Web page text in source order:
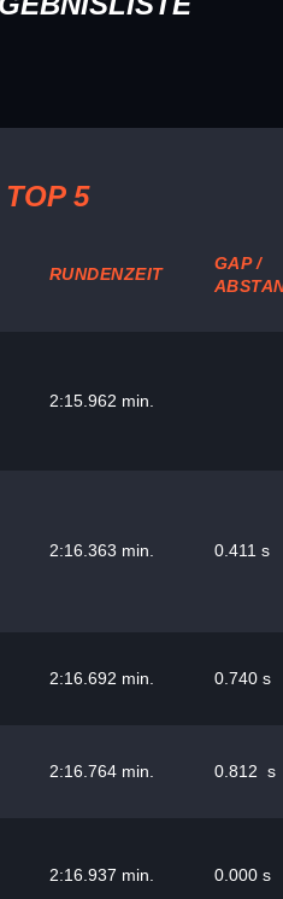
5
RUNDENZEIT
GAP /
2:15.962 min.
2:16.363 min. 0.411 s
2:16.692 min. 0.740 s
2:16.764 min. 0.812 s
2:16.937 min. 0.000 s